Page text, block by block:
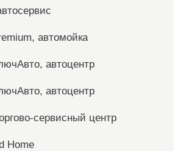
автомойка
автоцентр
автоцентр
сервисный центр
Home